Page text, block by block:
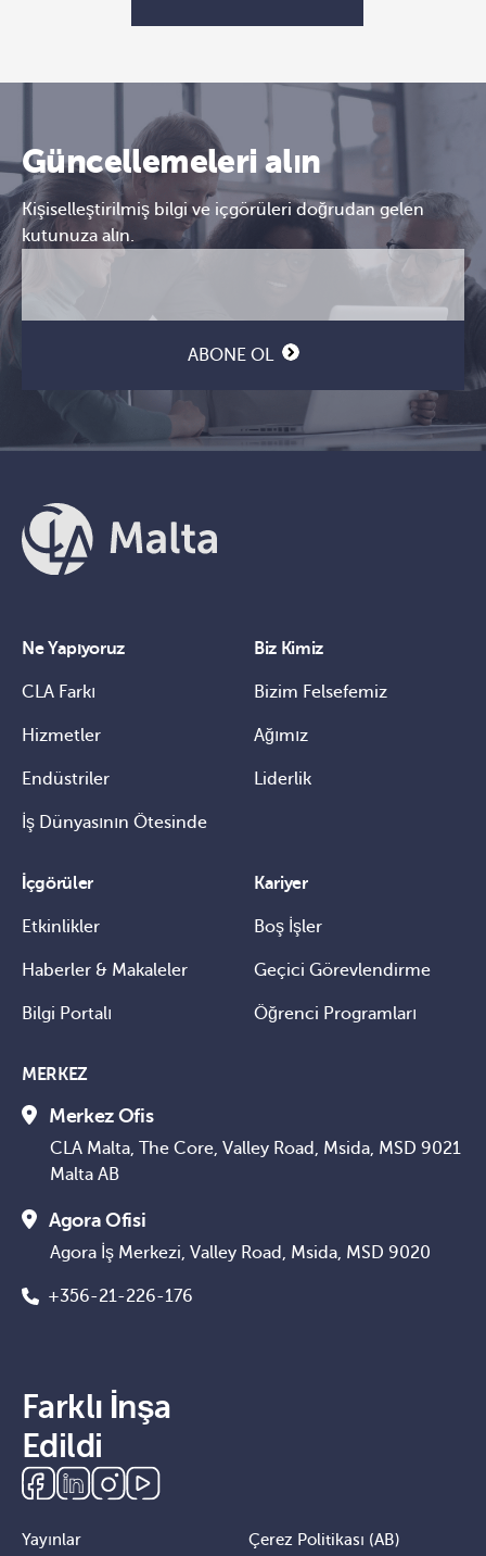
Güncellemeleri alın
Kişiselleştirilmiş bilgi ve içgörüleri doğrudan gelen
kutunuza alın.
posta
ABONE OL
Ne Yapıyoruz
CLA Farkı
Hizmetler
Endüstriler
İş Dünyasının Ötesinde
Biz Kimiz
Bizim Felsefemiz
Ağımız
Liderlik
İçgörüler
Etkinlikler
Haberler & Makaleler
Bilgi Portalı
Kariyer
Boş İşler
Geçici Görevlendirme
Öğrenci Programları
MERKEZ
Merkez Ofis
CLA Malta, The Core, Valley Road, Msida, MSD 9021
Malta AB
Agora Ofisi
Agora İş Merkezi, Valley Road, Msida, MSD 9020
+356-21-226-176
Farklı İnşa
Edildi
Yayınlar Çerez Politikası (AB)